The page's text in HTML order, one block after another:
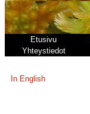
Etusivu
Yhteystiedot
In English